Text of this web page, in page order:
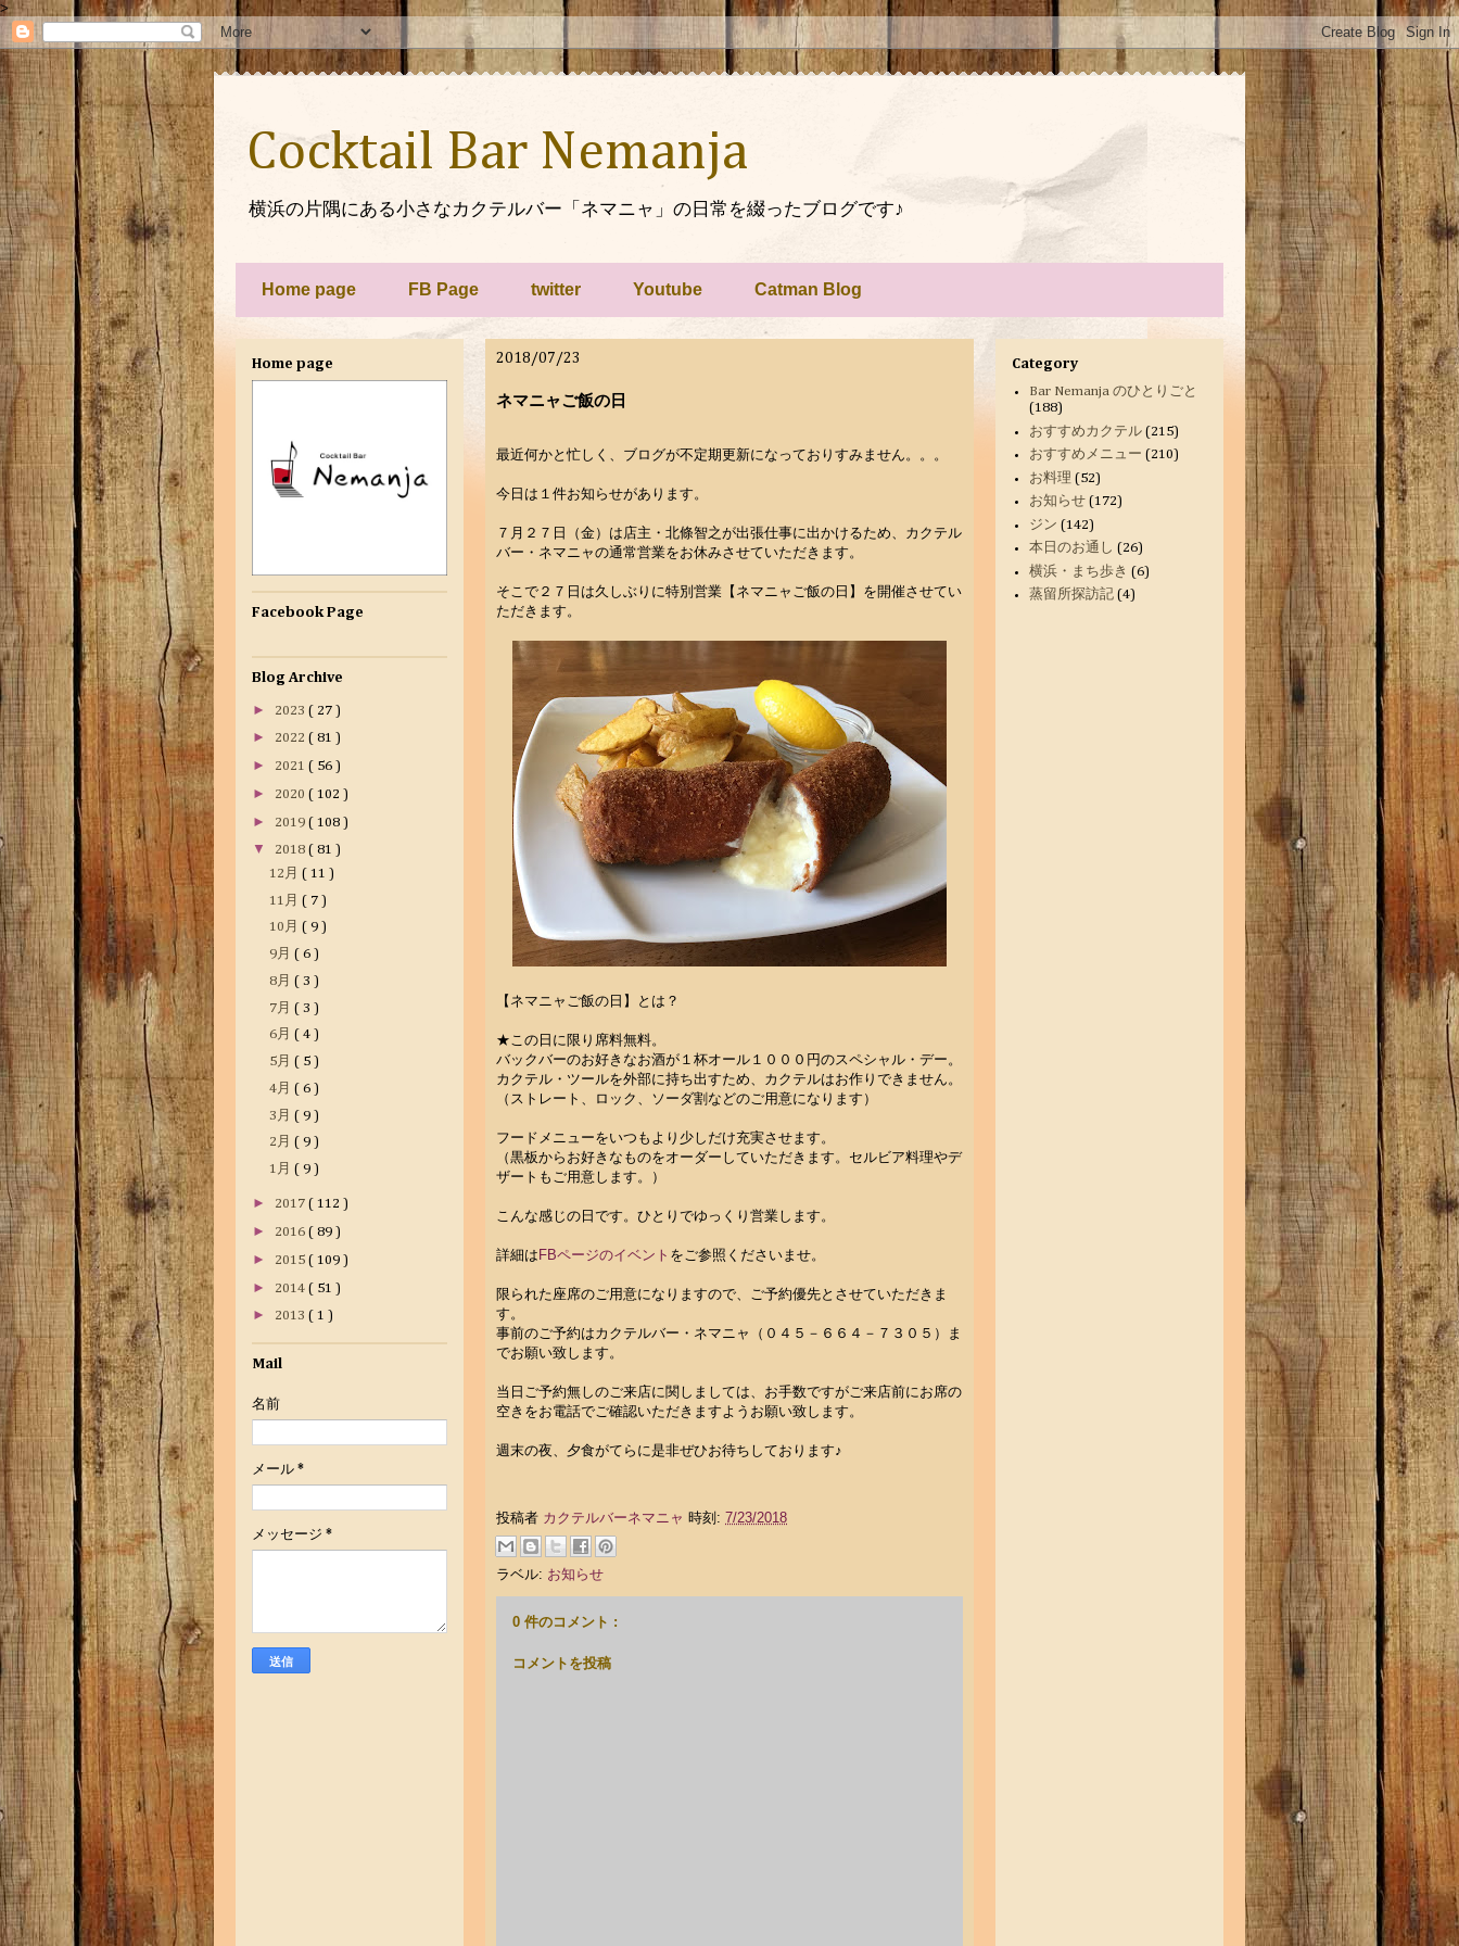
>
Cocktail Bar Nemanja
横浜の片隅にある小さなカクテルバー「ネマニャ」の日常を綴ったブログです♪
Home page FB Page twitter Youtube Catman Blog
2018/07/23
ネマニャご飯の日
最近何かと忙しく、ブログが不定期更新になっておりすみません。。。
今日は１件お知らせがあります。
７月２７日（金）は店主・北條智之が出張仕事に出かけるため、カクテル
バー・ネマニャの通常営業をお休みさせていただきます。
そこで２７日は久しぶりに特別営業【ネマニャご飯の日】を開催させてい
ただきます。
【ネマニャご飯の日】とは？
★この日に限り席料無料。
バックバーのお好きなお酒が１杯オール１０００円のスペシャル・デー。
カクテル・ツールを外部に持ち出すため、カクテルはお作りできません。
（ストレート、ロック、ソーダ割などのご用意になります）
フードメニューをいつもより少しだけ充実させます。
（黒板からお好きなものをオーダーしていただきます。セルビア料理やデ
ザートもご用意します。）
こんな感じの日です。ひとりでゆっくり営業します。
詳細は FBページのイベント をご参照くださいませ。
限られた座席のご用意になりますので、ご予約優先とさせていただきま
す。
事前のご予約はカクテルバー・ネマニャ（０４５－６６４－７３０５）ま
でお願い致します。
当日ご予約無しのご来店に関しましては、お手数ですがご来店前にお席の
空きをお電話でご確認いただきますようお願い致します。
週末の夜、夕食がてらに是非ぜひお待ちしております♪
投稿者 カクテルバーネマニャ 時刻: 7/23/2018
ラベル: お知らせ
0 件のコメント :
コメントを投稿
Home page
Facebook Page
Blog Archive
► 2023 ( 27 )
► 2022 ( 81 )
► 2021 ( 56 )
► 2020 ( 102 )
► 2019 ( 108 )
▼ 2018 ( 81 )
12月 ( 11 )
11月 ( 7 )
10月 ( 9 )
9月 ( 6 )
8月 ( 3 )
7月 ( 3 )
6月 ( 4 )
5月 ( 5 )
4月 ( 6 )
3月 ( 9 )
2月 ( 9 )
1月 ( 9 )
► 2017 ( 112 )
► 2016 ( 89 )
► 2015 ( 109 )
► 2014 ( 51 )
► 2013 ( 1 )
Mail
名前
メール *
メッセージ *
Category
Bar Nemanja のひとりごと
(188)
おすすめカクテル (215)
おすすめメニュー (210)
お料理 (52)
お知らせ (172)
ジン (142)
本日のお通し (26)
横浜・まち歩き (6)
蒸留所探訪記 (4)